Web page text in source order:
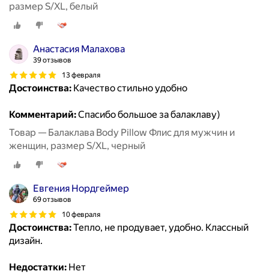
размер S/XL, белый
Анастасия Малахова
39 отзывов
13 февраля
Достоинства: Качество стильно удобно
Комментарий:Спасибо большое за балаклаву)
Товар — Балаклава Body Pillow Флис для мужчин и
женщин, размер S/XL, черный
Евгения Нордгеймер
69 отзывов
10 февраля
Достоинства:Тепло, не продувает, удобно. Классный
дизайн.
Недостатки: Нет